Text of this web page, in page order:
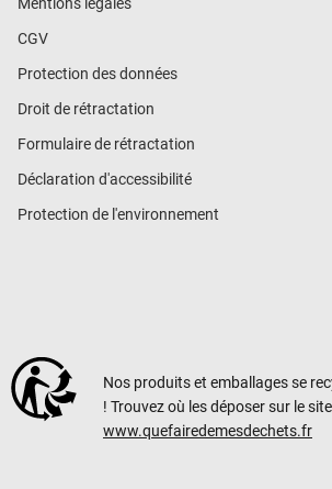
Mentions légales
CGV
Protection des données
Droit de rétractation
Formulaire de rétractation
Déclaration d'accessibilité
Protection de l'environnement
Nos produits et emballages se
! Trouvez où les déposer sur le site
www.quefairedemesdechets.fr